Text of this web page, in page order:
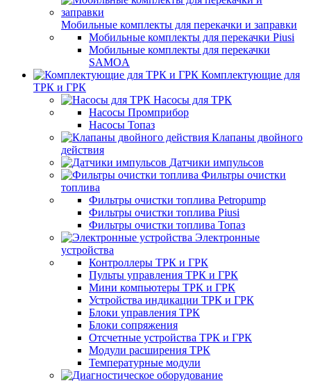
Мобильные комплекты для перекачки и заправки
Мобильные комплекты для перекачки Piusi
Мобильные комплекты для перекачки
SAMOA
Комплектующие для
ТРК и ГРК
Насосы для ТРК
Насосы Промприбор
Насосы Топаз
Клапаны двойного
действия
Датчики импульсов
Фильтры очистки
топлива
Фильтры очистки топлива Petropump
Фильтры очистки топлива Piusi
Фильтры очистки топлива Топаз
Электронные
устройства
Контроллеры ТРК и ГРК
Пульты управления ТРК и ГРК
Мини компьютеры ТРК и ГРК
Устройства индикации ТРК и ГРК
Блоки управления ТРК
Блоки сопряжения
Отсчетные устройства ТРК и ГРК
Модули расширения ТРК
Температурные модули